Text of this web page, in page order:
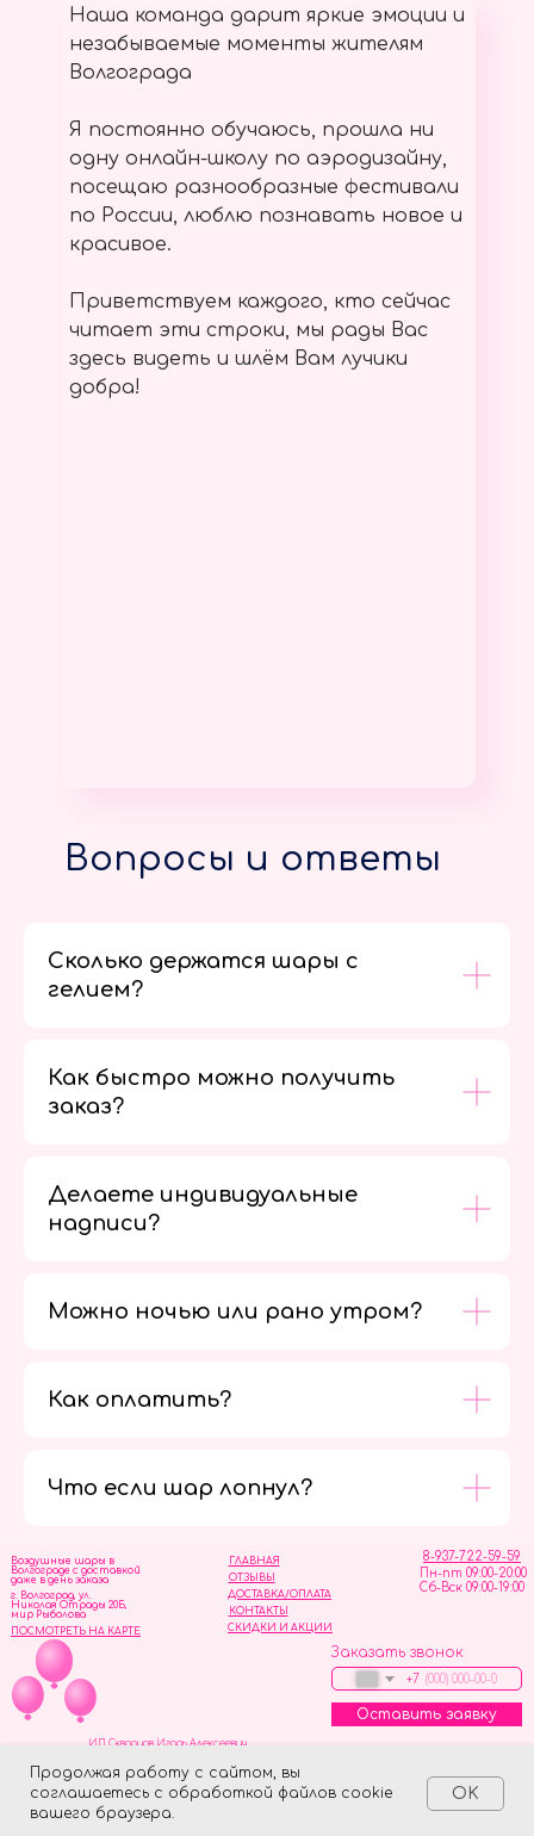
Продолжая работу с сайтом, вы
соглашаетесь с обработкой файлов cookie
вашего браузера.
OK
Наша команда дарит яркие эмоции и
незабываемые моменты жителям
Волгограда
Я постоянно обучаюсь, прошла ни
одну онлайн-школу по аэродизайну,
посещаю разнообразные фестивали
по России, люблю познавать новое и
красивое.
Приветствуем каждого, кто сейчас
читает эти строки, мы рады Вас
здесь видеть и шлём Вам лучики
добра!
Вопросы и ответы
Сколько держатся шары с
гелием?
Как быстро можно получить
заказ?
Делаете индивидуальные
надписи?
Можно ночью или рано утром?
Как оплатить?
Что если шар лопнул?
ОТЗЫВЫ
ГЛАВНАЯ
ДОСТАВКА/ОПЛАТА
СКИДКИ И АКЦИИ
КОНТАКТЫ
8-937-722-59-59
Пн-пт 09:00-20:00
Сб-Вск 09:00-19:00
Воздушные шары в
Волгограде с доставкой
даже в день заказа
Заказать звонок
+7
Оставить заявку
г. Волгоград, ул.
Николая Отрады 20Б,
мир Рыболова
ПОСМОТРЕТЬ НА КАРТЕ
ИП Скворцов Игорь Алексеевич
Made on Tilda